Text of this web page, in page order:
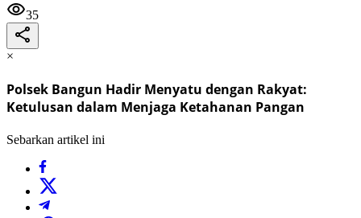
35
×
Polsek Bangun Hadir Menyatu dengan Rakyat:
Ketulusan dalam Menjaga Ketahanan Pangan
Sebarkan artikel ini